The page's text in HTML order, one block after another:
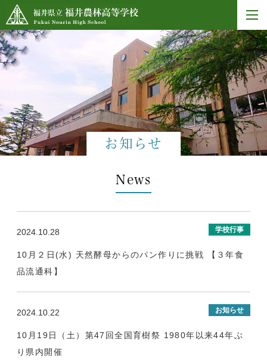
お知らせ
News
2024.10.28 学校行事
10月２日(水) 天然酵母からのパン作りに挑戦 【３年食
品流通科】
2024.10.22 お知らせ
10月19日（土）第47回全国育樹祭 1980年以来44年ぶ
り県内開催